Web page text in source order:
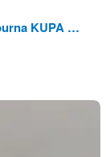
KUPA …